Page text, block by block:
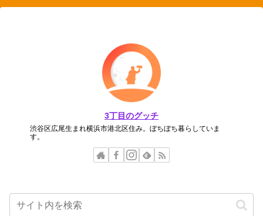
3丁目のグッチ
渋谷区広尾生まれ横浜市港北区住み。ぼちぼち暮らしていま
す。